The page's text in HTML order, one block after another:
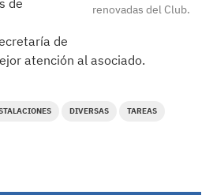
renovadas del Club.
de
de
atención al asociado.
DIVERSAS TAREAS